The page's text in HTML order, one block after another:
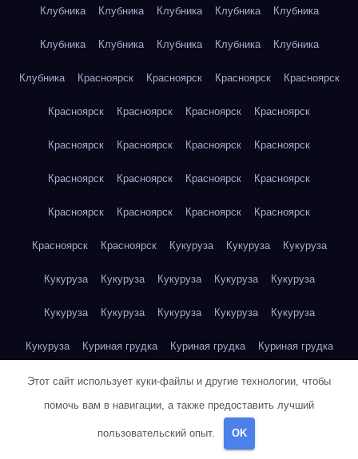
Клубника Клубника Клубника Клубника Клубника
Клубника Клубника Клубника Клубника Клубника
Клубника Красноярск Красноярск Красноярск Красноярск
Красноярск Красноярск Красноярск Красноярск
Красноярск Красноярск Красноярск Красноярск
Красноярск Красноярск Красноярск Красноярск
Красноярск Красноярск Красноярск Красноярск
Красноярск Красноярск Кукуруза Кукуруза Кукуруза
Кукуруза Кукуруза Кукуруза Кукуруза Кукуруза
Кукуруза Кукуруза Кукуруза Кукуруза Кукуруза
Кукуруза Куриная грудка Куриная грудка Куриная грудка
Куриная грудка Куриная грудка Куриная грудка
Куриная грудка Куриная грудка
Куриная грудка
Этот сайт использует куки-файлы и другие технологии, чтобы
помочь вам в навигации, а также предоставить лучший
пользовательский опыт. OK